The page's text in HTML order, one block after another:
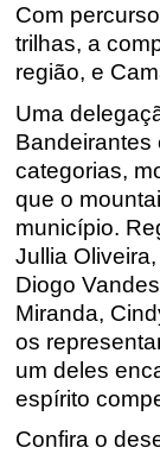
Com
trilhas, a
região, e
Uma
Bandeirantes
categorias,
que o
município.
Jullia
Diogo Vandes
Miranda,
os
um deles
espírito
Confira o